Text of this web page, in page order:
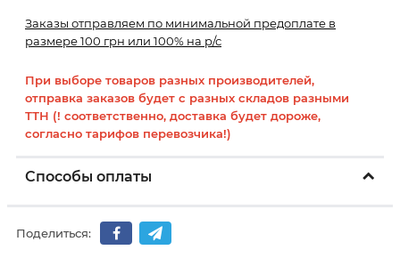
Заказы отправляем по минимальной предоплате в
размере 100 грн или 100% на р/с
При выборе товаров разных производителей,
отправка заказов будет с разных складов разными
ТТН (! соответственно, доставка будет дороже,
согласно тарифов перевозчика!)
Способы оплаты
Поделиться: